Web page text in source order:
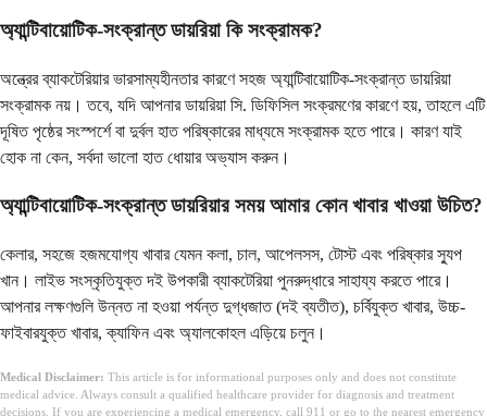
অ্যান্টিবায়োটিক-সংক্রান্ত ডায়রিয়া কি সংক্রামক?
অন্ত্রের ব্যাকটেরিয়ার ভারসাম্যহীনতার কারণে সহজ অ্যান্টিবায়োটিক-সংক্রান্ত ডায়রিয়া
সংক্রামক নয়। তবে, যদি আপনার ডায়রিয়া সি. ডিফিসিল সংক্রমণের কারণে হয়, তাহলে এটি
দূষিত পৃষ্ঠের সংস্পর্শে বা দুর্বল হাত পরিষ্কারের মাধ্যমে সংক্রামক হতে পারে। কারণ যাই
হোক না কেন, সর্বদা ভালো হাত ধোয়ার অভ্যাস করুন।
অ্যান্টিবায়োটিক-সংক্রান্ত ডায়রিয়ার সময় আমার কোন খাবার খাওয়া উচিত?
কেলার, সহজে হজমযোগ্য খাবার যেমন কলা, চাল, আপেলসস, টোস্ট এবং পরিষ্কার স্যুপ
খান। লাইভ সংস্কৃতিযুক্ত দই উপকারী ব্যাকটেরিয়া পুনরুদ্ধারে সাহায্য করতে পারে।
আপনার লক্ষণগুলি উন্নত না হওয়া পর্যন্ত দুগ্ধজাত (দই ব্যতীত), চর্বিযুক্ত খাবার, উচ্চ-
ফাইবারযুক্ত খাবার, ক্যাফিন এবং অ্যালকোহল এড়িয়ে চলুন।
Medical Disclaimer: This article is for informational purposes only and does not constitute
medical advice. Always consult a qualified healthcare provider for diagnosis and treatment
decisions. If you are experiencing a medical emergency, call 911 or go to the nearest emergency